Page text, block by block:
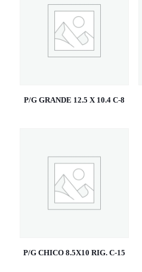
P/G GRANDE 12.5 X 10.4 C-8
P/G CHICO 8.5X10 RIG. C-15